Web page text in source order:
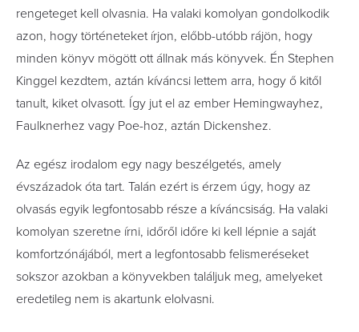
rengeteget kell olvasnia. Ha valaki komolyan gondolkodik
azon, hogy történeteket írjon, előbb-utóbb rájön, hogy
minden könyv mögött ott állnak más könyvek. Én Stephen
Kinggel kezdtem, aztán kíváncsi lettem arra, hogy ő kitől
tanult, kiket olvasott. Így jut el az ember Hemingwayhez,
Faulknerhez vagy Poe-hoz, aztán Dickenshez.
Az egész irodalom egy nagy beszélgetés, amely
évszázadok óta tart. Talán ezért is érzem úgy, hogy az
olvasás egyik legfontosabb része a kíváncsiság. Ha valaki
komolyan szeretne írni, időről időre ki kell lépnie a saját
komfortzónájából, mert a legfontosabb felismeréseket
sokszor azokban a könyvekben találjuk meg, amelyeket
eredetileg nem is akartunk elolvasni.